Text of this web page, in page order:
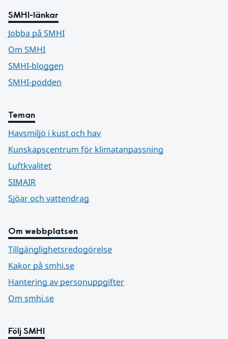
SMHI-länkar
Jobba på SMHI
Om SMHI
SMHI-bloggen
SMHI-podden
Teman
Havsmiljö i kust och hav
Kunskapscentrum för klimatanpassning
Luftkvalitet
SIMAIR
Sjöar och vattendrag
Om webbplatsen
Tillgänglighetsredogörelse
Kakor på smhi.se
Hantering av personuppgifter
Om smhi.se
Följ SMHI